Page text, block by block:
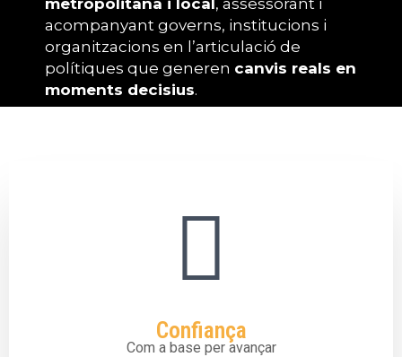
metropolitana i local, assessorant i
acompanyant governs, institucions i
organitzacions en l’articulació de
polítiques que generen canvis reals en
moments decisius.
Confiança
Com a base per avançar